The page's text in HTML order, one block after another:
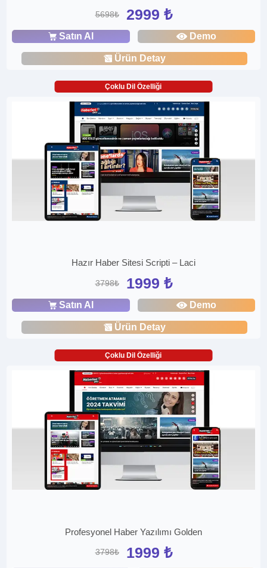
5698₺ 2999 ₺
Satın Al Demo
Ürün Detay
Çoklu Dil Özelliği
Hazır Haber Sitesi Scripti – Laci
3798₺ 1999 ₺
Satın Al Demo
Ürün Detay
Çoklu Dil Özelliği
Profesyonel Haber Yazılımı Golden
3798₺ 1999 ₺